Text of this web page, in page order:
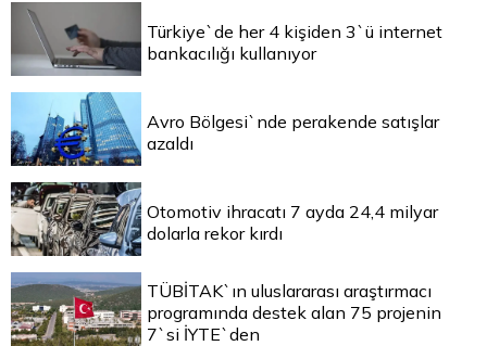
Türkiye`de her 4 kişiden 3`ü internet
bankacılığı kullanıyor
Avro Bölgesi`nde perakende satışlar
azaldı
Otomotiv ihracatı 7 ayda 24,4 milyar
dolarla rekor kırdı
TÜBİTAK`ın uluslararası araştırmacı
programında destek alan 75 projenin
7`si İYTE`den